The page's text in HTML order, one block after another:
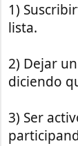
1)
lista.
2) Dejar
diciendo
3) Ser